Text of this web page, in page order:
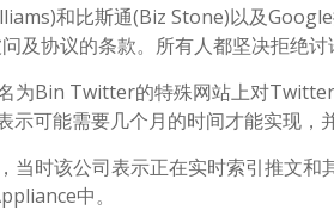
和比斯通(Biz Stone)以及
及协议的条款。所有人都坚决拒绝讨
为Bin Twitter的特殊网站上对
可能需要几个月的时间才能实现，
当时该公司表示正在实时索引推文
中。